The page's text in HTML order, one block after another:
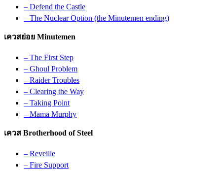
– Defend the Castle
– The Nuclear Option (the Minutemen ending)
เควสย่อย Minutemen
– The First Step
– Ghoul Problem
– Raider Troubles
– Clearing the Way
– Taking Point
– Mama Murphy
เควส Brotherhood of Steel
– Reveille
– Fire Support